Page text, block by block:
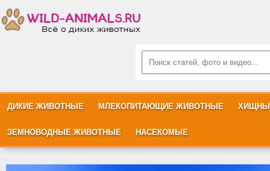
ДИКИЕ ЖИВОТНЫЕ МЛЕКОПИТАЮЩИЕ ЖИВОТНЫЕ
ЗЕМНОВОДНЫЕ ЖИВОТНЫЕ НАСЕКОМЫЕ